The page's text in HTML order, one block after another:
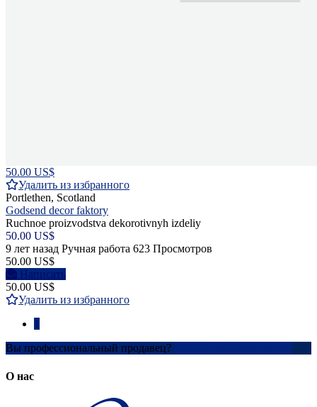
50.00 US$
Удалить из избранного
Portlethen, Scotland
Godsend decor faktory
Ruchnoe proizvodstva dekorotivnyh izdeliy
50.00 US$
9 лет назад Ручная работа 623 Просмотров
50.00 US$
Написать
50.00 US$
Удалить из избранного
1
Вы профессиональный продавец?
О нас